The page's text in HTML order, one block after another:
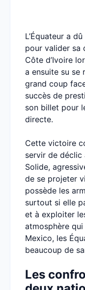
L’Équateur a
pour valider sa
Côte d’Ivoire
a ensuite su se
grand coup
succès de
son billet pour
directe.
Cette victoire
servir de déclic
Solide,
de se projeter
possède les
surtout si elle
et à exploiter
atmosphère qui
Mexico, les
beaucoup de
Les